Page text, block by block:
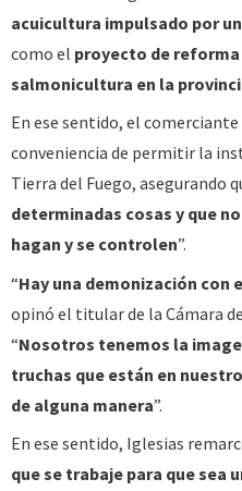
acuicultura impulsado por
como el proyecto de reforma
salmonicultura en la
En ese sentido, el
conveniencia de permitir la
Tierra del Fuego, asegurando
determinadas cosas y que
hagan y se controlen”.
“Hay una demonización con
opinó el titular de la Cámara
“Nosotros tenemos la
truchas que están en
de alguna manera”.
En ese sentido, Iglesias
que se trabaje para que sea